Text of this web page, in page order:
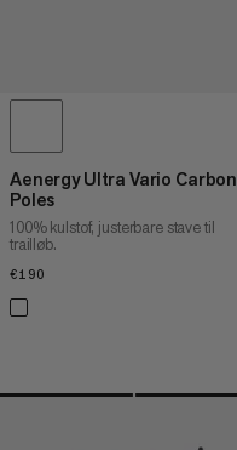
Aenergy Ultra Vario Carbon
Poles
100% kulstof, justerbare stave til
trailløb.
€190